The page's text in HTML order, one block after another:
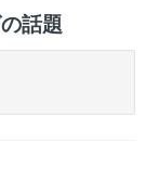
話題